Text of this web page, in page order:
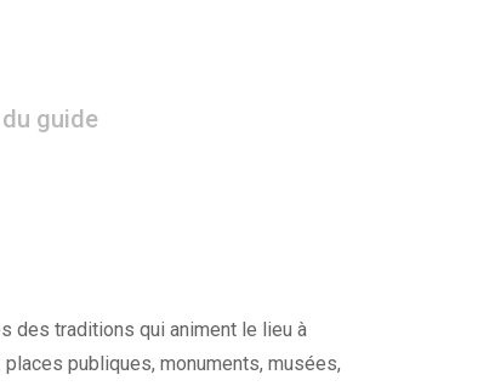
guide
des traditions qui animent le lieu à
publiques, monuments, musées,